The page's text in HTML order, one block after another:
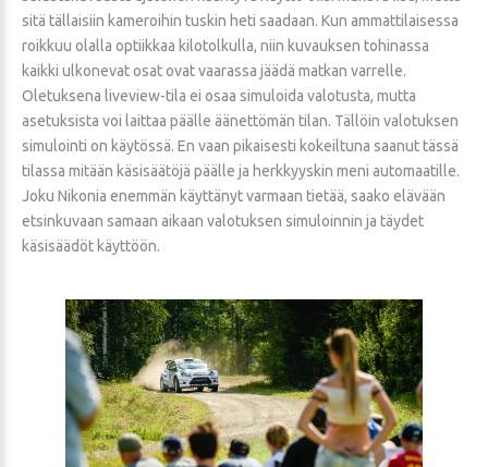
sitä tällaisiin kameroihin tuskin heti saadaan. Kun ammattilaisessa
roikkuu olalla optiikkaa kilotolkulla, niin kuvauksen tohinassa
kaikki ulkonevat osat ovat vaarassa jäädä matkan varrelle.
Oletuksena liveview-tila ei osaa simuloida valotusta, mutta
asetuksista voi laittaa päälle äänettömän tilan. Tällöin valotuksen
simulointi on käytössä. En vaan pikaisesti kokeiltuna saanut tässä
tilassa mitään käsisäätöjä päälle ja herkkyyskin meni automaatille.
Joku Nikonia enemmän käyttänyt varmaan tietää, saako elävään
etsinkuvaan samaan aikaan valotuksen simuloinnin ja täydet
käsisäädöt käyttöön.